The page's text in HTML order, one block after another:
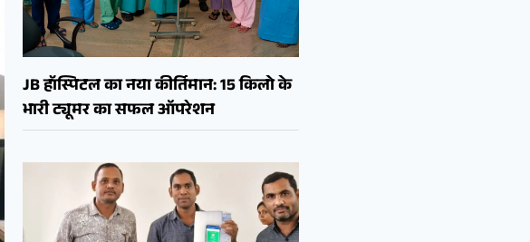
JB हॉस्पिटल का नया कीर्तिमान: 15 किलो के
भारी ट्यूमर का सफल ऑपरेशन